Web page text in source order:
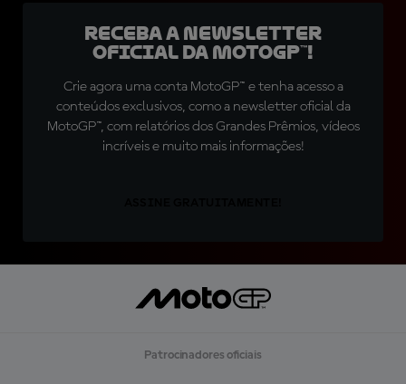
Receba a newsletter
oficial da MotoGP™!
Crie agora uma conta MotoGP™ e tenha acesso a
conteúdos exclusivos, como a newsletter oficial da
MotoGP™, com relatórios dos Grandes Prêmios, vídeos
incríveis e muito mais informações!
Patrocinadores oficiais